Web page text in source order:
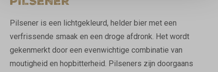
Pilsener is een lichtgekleurd, helder bier met een
verfrissende smaak en een droge afdronk. Het wordt
gekenmerkt door een evenwichtige combinatie van
moutigheid en hopbitterheid. Pilseners zijn doorgaans